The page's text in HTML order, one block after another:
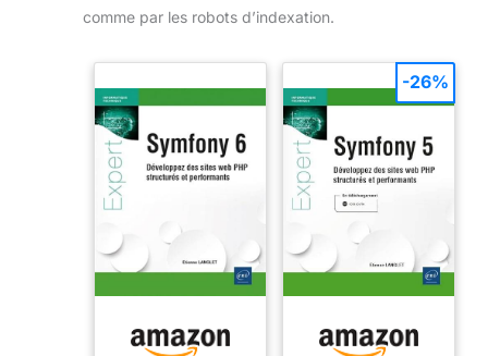
comme par les robots d’indexation.
-26%